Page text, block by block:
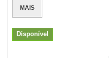
MAIS
Disponível